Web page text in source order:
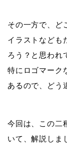
その一方で、ど
イラストなども
ろう？と思われ
特にロゴマーク
あるので、どう
今回は、この二
いて、解説しま